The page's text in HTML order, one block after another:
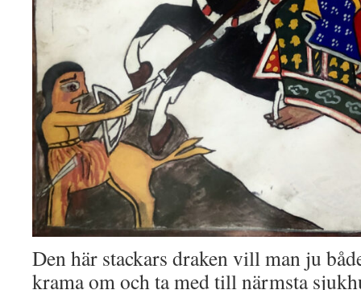
Den här stackars draken vill man ju
krama om och ta med till närmsta